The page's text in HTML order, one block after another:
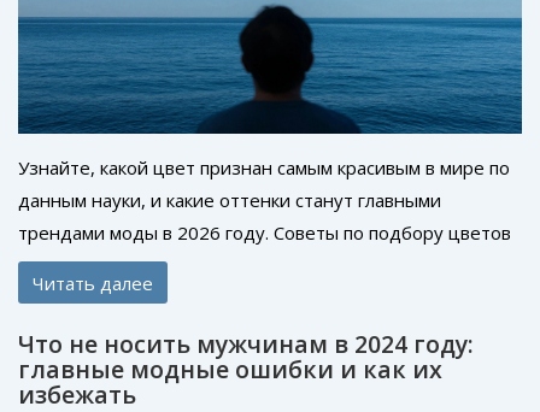
Узнайте, какой цвет признан самым красивым в мире по
данным науки, и какие оттенки станут главными
трендами моды в 2026 году. Советы по подбору цветов
для вашего гардероба.
Читать далее
Что не носить мужчинам в 2024 году:
главные модные ошибки и как их
избежать